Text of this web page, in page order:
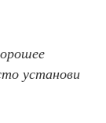
установи